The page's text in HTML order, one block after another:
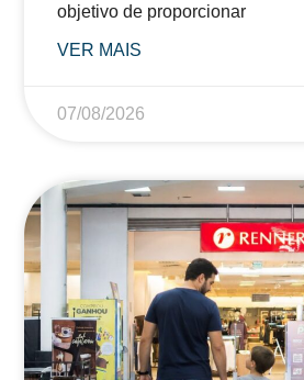
objetivo de proporcionar
VER MAIS
07/08/2026